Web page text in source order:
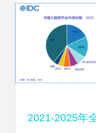
2021-2025年